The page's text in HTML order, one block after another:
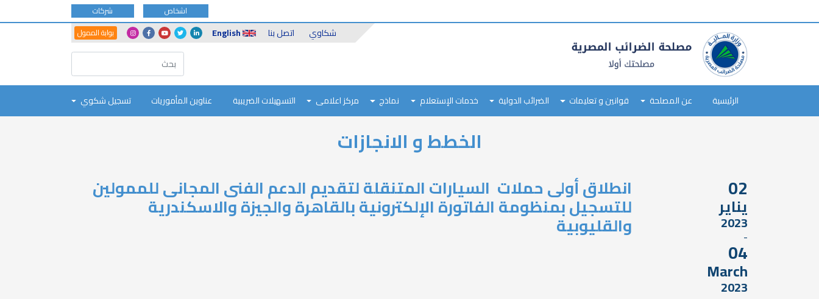
type
اشخاص شركات
Header
Top
شكاوي اتصل بنا English
Social
Icons
Another
Portals
بوابة الممول
Main
navigation
الرئيسية عن المصلحة قوانين و تعليمات الضرائب الدولية خدمات الإستعلام نماذج مركز اعلامى التسهيلات الضريبية عناوين المأموريات تسجيل شكوي
الخطط و الانجازات
انطلاق أولى حملات السيارات المتنقلة لتقديم الدعم الفنى المجانى للممولين
للتسجيل بمنظومة الفاتورة الإلكترونية بالقاهرة والجيزة والاسكندرية
والقليوبية
02
يناير
2023
-
04
March
2023